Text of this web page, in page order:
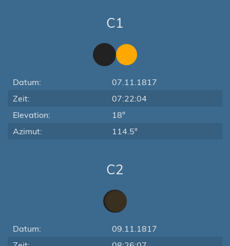
C1
Datum:
07.11.1817
Zeit:
07:22:04
Elevation:
18°
Azimut:
114.5°
C2
Datum:
09.11.1817